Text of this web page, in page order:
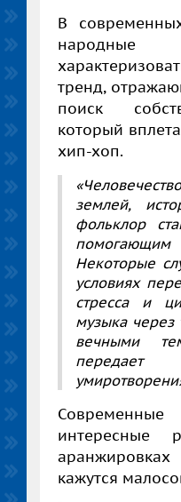
В
тренд,
поиск
который
хип-хоп.
землей,
фольклор
Некоторые
условиях
стресса и
музыка через
вечными
Современные
интересные
кажутся